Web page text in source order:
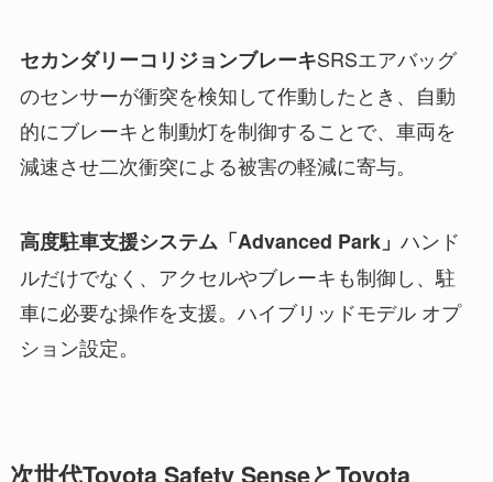
セカンダリーコリジョンブレーキSRSエアバッグ
のセンサーが衝突を検知して作動したとき、自動
的にブレーキと制動灯を制御することで、車両を
減速させ二次衝突による被害の軽減に寄与。
高度駐車支援システム「Advanced Park」 ハンド
ルだけでなく、アクセルやブレーキも制御し、駐
車に必要な操作を支援。ハイブリッドモデル オプ
ション設定。
次世代Toyota Safety SenseとToyota